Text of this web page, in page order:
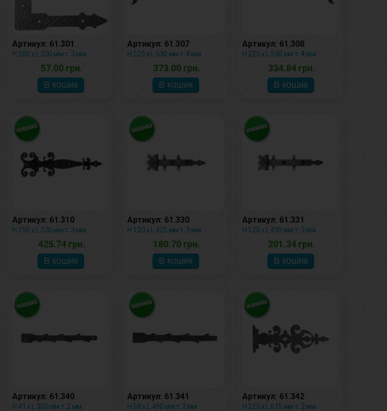
Артикул: 61.301
Н 200 х L 200 мм т. 3 мм
57.00 грн.
Артикул: 61.307
Н 225 х L 530 мм т. 4 мм
373.00 грн.
Артикул: 61.308
Н 225 х L 530 мм т. 4 мм
334.84 грн.
Артикул: 61.310
Н 155 х L 520 мм т. 3 мм
425.74 грн.
Артикул: 61.330
Н 120 х L 425 мм т. 3 мм
180.70 грн.
Артикул: 61.331
Н 120 х L 495 мм т. 3 мм
201.34 грн.
Артикул: 61.340
Н 41 х L 350 мм т. 2 мм
Артикул: 61.341
Н 58 х L 490 мм т. 2 мм
Артикул: 61.342
Н 225 х L 615 мм т. 2 мм